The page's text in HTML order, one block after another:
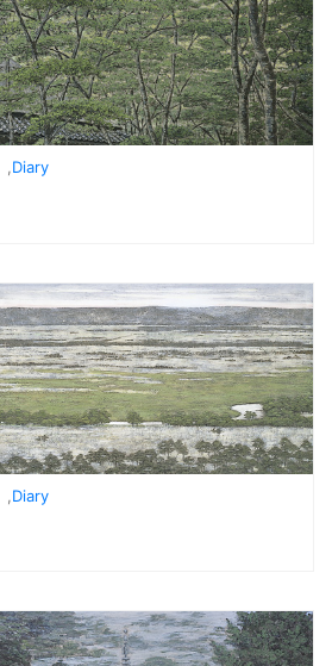
,Diary
Diary